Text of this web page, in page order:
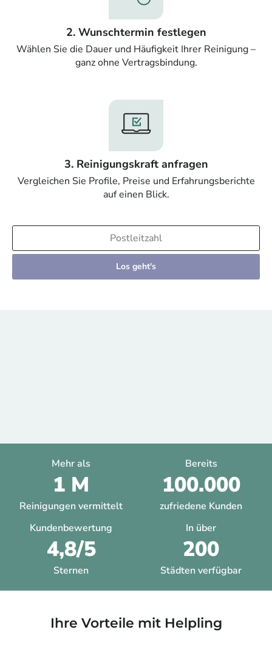
2. Wunschtermin festlegen
Wählen Sie die Dauer und Häufigkeit Ihrer Reinigung –
ganz ohne Vertragsbindung.
3. Reinigungskraft anfragen
Vergleichen Sie Profile, Preise und Erfahrungsberichte
auf einen Blick.
Los geht's
Mehr als
1 M
Reinigungen vermittelt
Bereits
100.000
zufriedene Kunden
Kundenbewertung
4,8/5
Sternen
In über
200
Städten verfügbar
Ihre Vorteile mit Helpling​